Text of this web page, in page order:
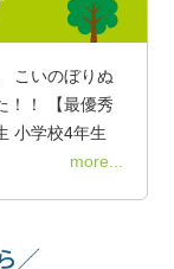
こいのぼりぬ
！！ 【最優秀
小学校4年生
more...